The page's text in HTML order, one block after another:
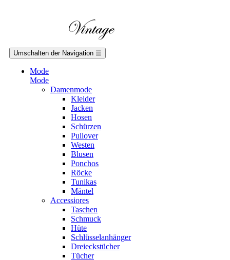
Umschalten der Navigation ☰
Mode
Mode
Damenmode
Kleider
Jacken
Hosen
Schürzen
Pullover
Westen
Blusen
Ponchos
Röcke
Tunikas
Mäntel
Accessiores
Taschen
Schmuck
Hüte
Schlüsselanhänger
Dreieckstücher
Tücher